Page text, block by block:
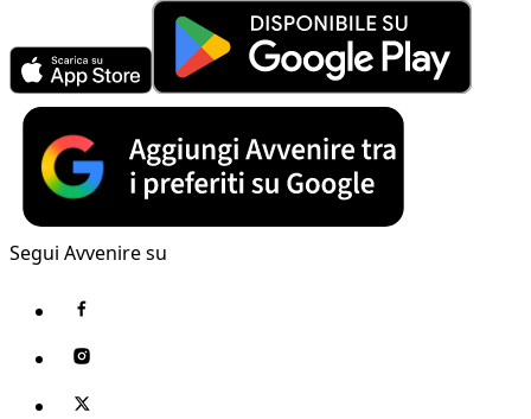
Segui Avvenire su